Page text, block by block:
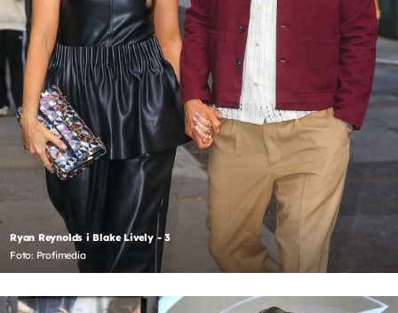
Ryan Reynolds i Blake Lively - 3
Foto: Profimedia